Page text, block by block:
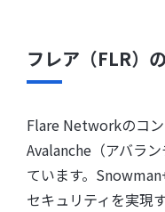
フレア（FLR）
Flare Networkのコ
Avalanche（アバラ
ています。
セキュリティを実現